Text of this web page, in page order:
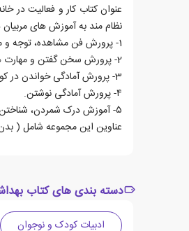
عنوان کتاب کار و فعالیت در
نظام مند به آموزش های
1- پرورش فن مشاهده، توجه و مهارت های ذهنی کودک.
2- پرورش سخن گفتن و مهارت های اجتماعی کودک.
3- پرورش آمادگی خواندن در کودک.
۴- پرورش آمادگی نوشتن.
۵- آموزش درک شمردن، شناختن اعداد و اشکال.
عناوین این مجموعه شامل (
دسته بندی های کتاب
ادبیات کودک و نوجوان